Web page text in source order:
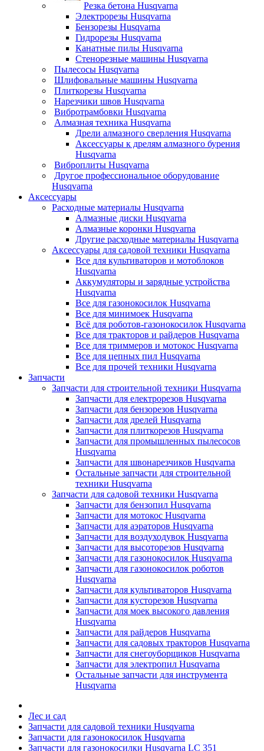
Резка бетона Husqvarna
Электрорезы Husqvarna
Бензорезы Husqvarna
Гидрорезы Husqvarna
Канатные пилы Husqvarna
Стенорезные машины Husqvarna
Пылесосы Husqvarna
Шлифовальные машины Husqvarna
Плиткорезы Husqvarna
Нарезчики швов Husqvarna
Вибротрамбовки Husqvarna
Алмазная техника Husqvarna
Дрели алмазного сверления Husqvarna
Аксессуары к дрелям алмазного бурения
Husqvarna
Виброплиты Husqvarna
Другое профессиональное оборудование
Husqvarna
Аксессуары
Расходные материалы Husqvarna
Алмазные диски Husqvarna
Алмазные коронки Husqvarna
Другие расходные материалы Husqvarna
Аксессуары для садовой техники Husqvarna
Все для культиваторов и мотоблоков
Husqvarna
Аккумуляторы и зарядные устройства
Husqvarna
Все для газонокосилок Husqvarna
Все для минимоек Husqvarna
Всё для роботов-газонокосилок Husqvarna
Все для тракторов и райдеров Husqvarna
Все для триммеров и мотокос Husqvarna
Все для цепных пил Husqvarna
Все для прочей техники Husqvarna
Запчасти
Запчасти для строительной техники Husqvarna
Запчасти для електрорезов Husqvarna
Запчасти для бензорезов Husqvarna
Запчасти для дрелей Husqvarna
Запчасти для плиткорезов Husqvarna
Запчасти для промышленных пылесосов
Husqvarna
Запчасти для швонарезчиков Husqvarna
Остальные запчасти для строительной
техники Husqvarna
Запчасти для садовой техники Husqvarna
Запчасти для бензопил Husqvarna
Запчасти для мотокос Husqvarna
Запчасти для аэраторов Husqvarna
Запчасти для воздуходувок Husqvarna
Запчасти для высоторезов Husqvarna
Запчасти для газонокосилок Husqvarna
Запчасти для газонокосилок роботов
Husqvarna
Запчасти для культиваторов Husqvarna
Запчасти для кусторезов Husqvarna
Запчасти для моек высокого давления
Husqvarna
Запчасти для райдеров Husqvarna
Запчасти для садовых тракторов Husqvarna
Запчасти для снегоуборщиков Husqvarna
Запчасти для электропил Husqvarna
Остальные запчасти для инструмента
Husqvarna
Лес и сад
Запчасти для садовой техники Husqvarna
Запчасти для газонокосилок Husqvarna
Запчасти для газонокосилки Husqvarna LC 351